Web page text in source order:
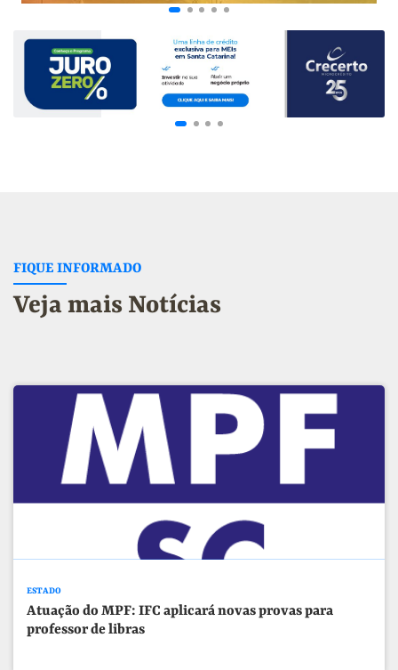
FIQUE INFORMADO
Veja mais Notícias
ESTADO
Atuação do MPF: IFC aplicará novas provas para
professor de libras